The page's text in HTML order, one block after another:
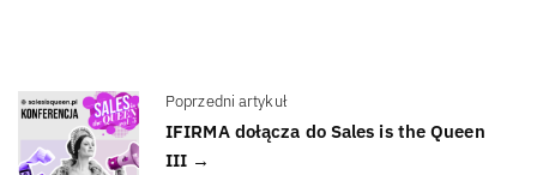
Poprzedni artykuł
IFIRMA dołącza do Sales is the Queen
III →